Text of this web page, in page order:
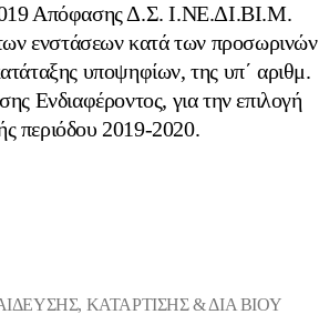
Απόφασης Δ.Σ. Ι.ΝΕ.ΔΙ.ΒΙ.Μ.
ενστάσεων κατά των προσωρινών
υποψηφίων, της υπ΄ αριθμ.
Ενδιαφέροντος, για την επιλογή
περιόδου 2019-2020.
ΚΑΤΑΡΤΙΣΗΣ & ΔΙΑ ΒΙΟΥ